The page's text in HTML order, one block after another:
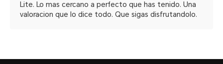
Lite. Lo mas cercano a perfecto que has tenido. Una
valoracion que lo dice todo. Que sigas disfrutandolo.